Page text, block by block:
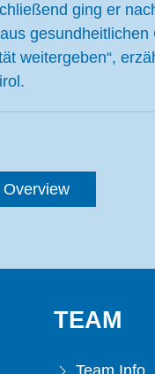
ging er
weitergeben“,
Overview
TEAM
Team Info